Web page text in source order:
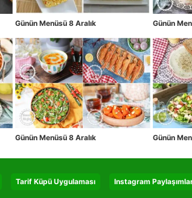
Günün Menüsü 8 Aralık Günün
Günün Menüsü 8 Aralık Günün
Tarif Küpü Uygulaması Instagram